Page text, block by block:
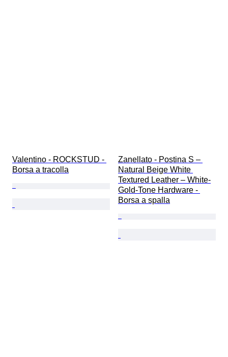
Valentino - ROCKSTUD -
Borsa a tracolla
Zanellato - Postina S –
Natural Beige White
Textured Leather – White-
Gold-Tone Hardware -
Borsa a spalla